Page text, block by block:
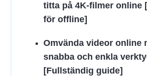
titta på 4K-filmer online
för offline]
Omvända videor online
snabba och enkla
[Fullständig guide]